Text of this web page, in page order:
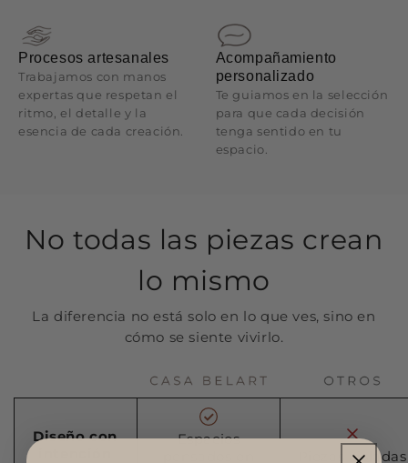
Procesos artesanales
Trabajamos con manos
expertas que respetan el
ritmo, el detalle y la
esencia de cada creación.
Acompañamiento
personalizado
Te guiamos en la selección
para que cada decisión
tenga sentido en tu
espacio.
No todas las piezas crean
lo mismo
La diferencia no está solo en lo que ves, sino en
cómo se siente vivirlo.
Diseño con
Espacios
Piezas aisladas